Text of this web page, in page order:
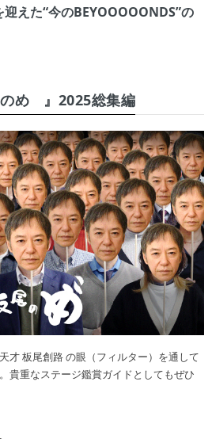
えた“今のBEYOOOOONDS”の
のめ゙』2025総集編
才 板尾創路 の眼（フィルター）を通して
貴重なステージ鑑賞ガイドとしてもぜひ